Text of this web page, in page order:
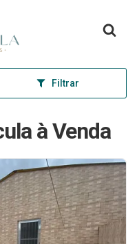
Filtrar
à Venda